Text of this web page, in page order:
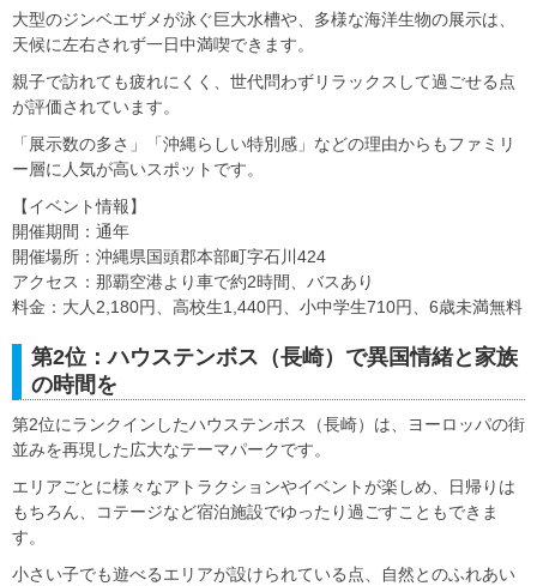
大型のジンベエザメが泳ぐ巨大水槽や、多様な海洋生物の展示は、
天候に左右されず一日中満喫できます。
親子で訪れても疲れにくく、世代問わずリラックスして過ごせる点
が評価されています。
「展示数の多さ」「沖縄らしい特別感」などの理由からもファミリ
ー層に人気が高いスポットです。
【イベント情報】
開催期間：通年
開催場所：沖縄県国頭郡本部町字石川424
アクセス：那覇空港より車で約2時間、バスあり
料金：大人2,180円、高校生1,440円、小中学生710円、6歳未満無料
第2位：ハウステンボス（長崎）で異国情緒と家族
の時間を
第2位にランクインしたハウステンボス（長崎）は、ヨーロッパの街
並みを再現した広大なテーマパークです。
エリアごとに様々なアトラクションやイベントが楽しめ、日帰りは
もちろん、コテージなど宿泊施設でゆったり過ごすこともできま
す。
小さい子でも遊べるエリアが設けられている点、自然とのふれあい